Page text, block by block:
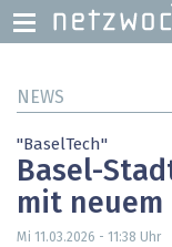
zumNEWS
"BaselTech"
Basel-
mit neuem
Mi 11.03.2026 - 11:38 Uhr